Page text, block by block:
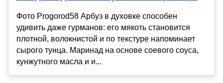
Фото Progorod58 Арбуз в духовке способен
удивить даже гурманов: его мякоть становится
плотной, волокнистой и по текстуре напоминает
сырого тунца. Маринад на основе соевого соуса,
кунжутного масла и и...